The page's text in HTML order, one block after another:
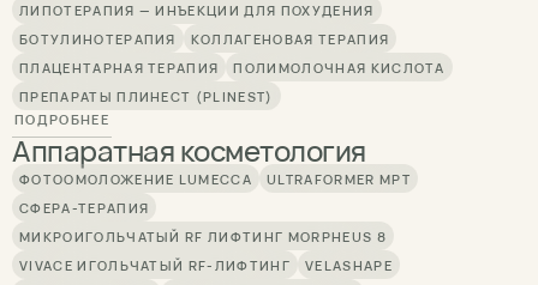
ЛИПОТЕРАПИЯ — ИНЪЕКЦИИ ДЛЯ ПОХУДЕНИЯ
БОТУЛИНОТЕРАПИЯ
КОЛЛАГЕНОВАЯ ТЕРАПИЯ
ПЛАЦЕНТАРНАЯ ТЕРАПИЯ
ПОЛИМОЛОЧНАЯ КИСЛОТА
ПРЕПАРАТЫ ПЛИНЕСТ (PLINEST)
ПОДРОБНЕЕ
Аппаратная косметология
ФОТООМОЛОЖЕНИЕ LUMECCA
ULTRAFORMER MPT
СФЕРА-ТЕРАПИЯ
МИКРОИГОЛЬЧАТЫЙ RF ЛИФТИНГ MORPHEUS 8
VIVACE ИГОЛЬЧАТЫЙ RF-ЛИФТИНГ
VELASHAPE